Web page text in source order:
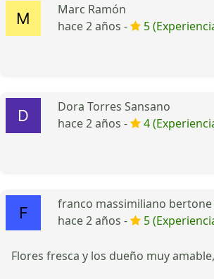
Marc Ramón
hace 2 años -
5
Dora Torres Sansano
hace 2 años -
4
franco massimiliano bertone
hace 2 años -
5
Flores fresca y los dueño muy